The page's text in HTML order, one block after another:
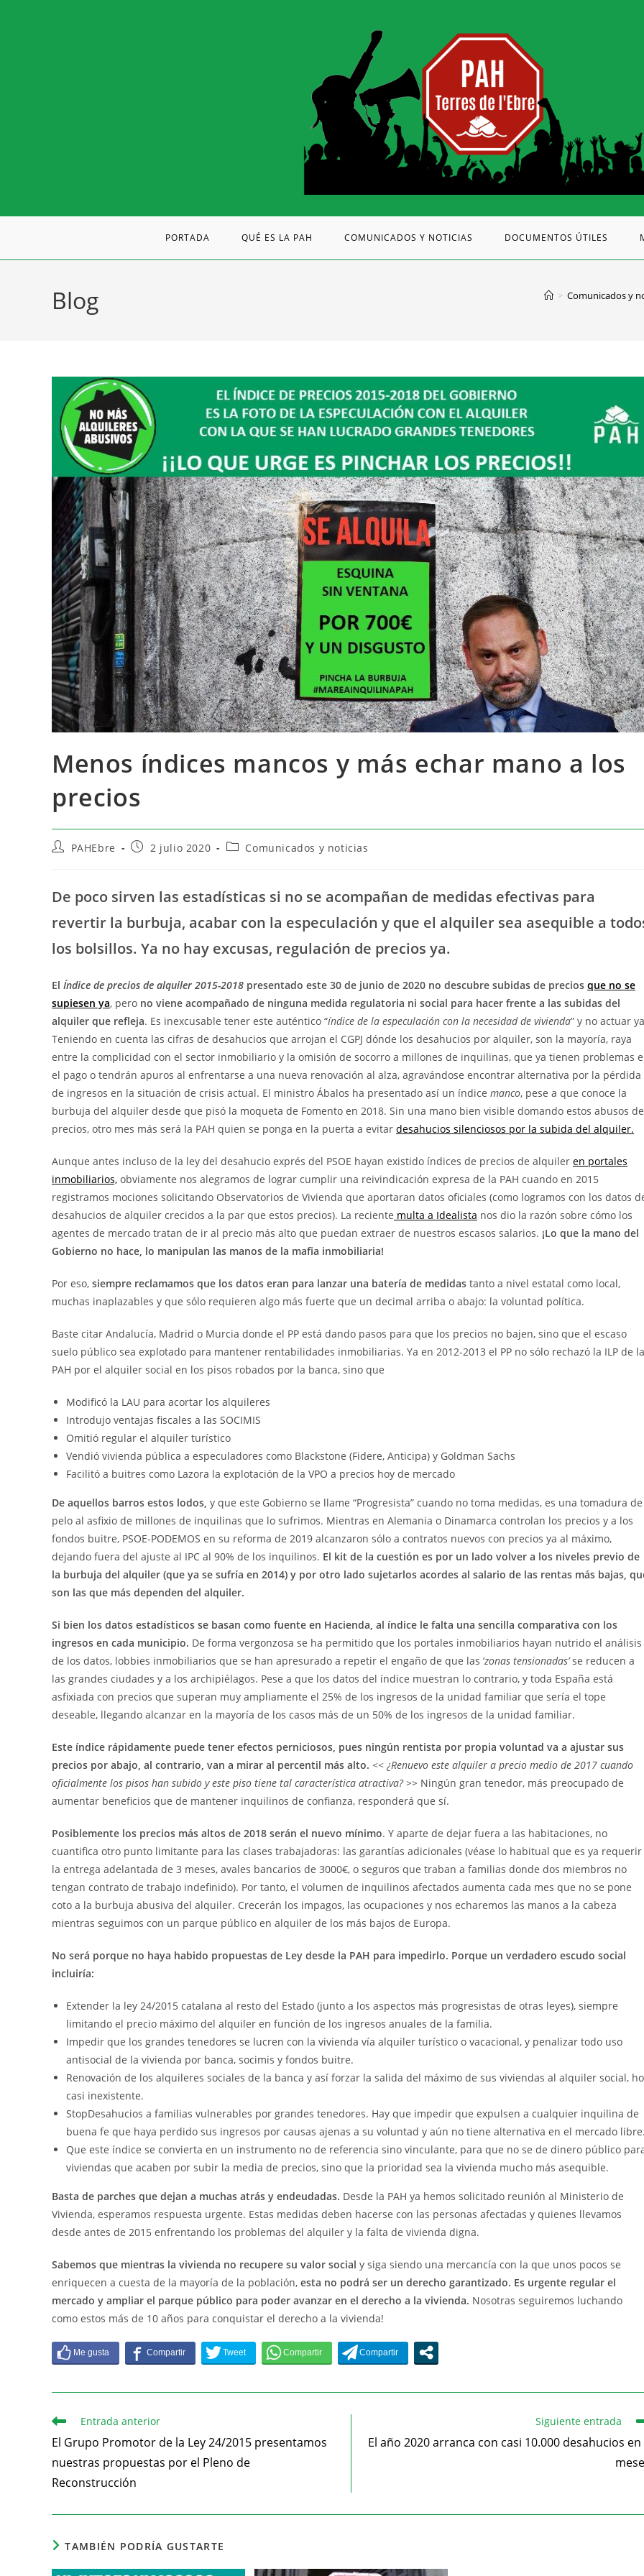
PORTADA QUÉ ES LA PAH COMUNICADOS Y NOTICIAS DOCUMENTOS ÚTILES
Blog > Comunicados y
Menos índices mancos y más echar mano a los
precios
PAHEbre 2 julio 2020 Comunicados y noticias
De poco sirven las estadísticas si no se acompañan de medidas efectivas para
revertir la burbuja, acabar con la especulación y que el alquiler sea asequible a
los bolsillos. Ya no hay excusas, regulación de precios ya.
El Índice de precios de alquiler 2015-2018 presentado este 30 de junio de 2020 no descubre subidas de precios que no se
supiesen ya, pero no viene acompañado de ninguna medida regulatoria ni social para hacer frente a las subidas del
alquiler que refleja. Es inexcusable tener este auténtico “índice de la especulación con la necesidad de vivienda” y no actuar
Teniendo en cuenta las cifras de desahucios que arrojan el CGPJ dónde los desahucios por alquiler, son la mayoría, raya
entre la complicidad con el sector inmobiliario y la omisión de socorro a millones de inquilinas, que ya tienen problemas
el pago o tendrán apuros al enfrentarse a una nueva renovación al alza, agravándose encontrar alternativa por la pérdida
de ingresos en la situación de crisis actual. El ministro Ábalos ha presentado así un índice manco, pese a que conoce la
burbuja del alquiler desde que pisó la moqueta de Fomento en 2018. Sin una mano bien visible domando estos abusos de
precios, otro mes más será la PAH quien se ponga en la puerta a evitar desahucios silenciosos por la subida del alquiler.
Aunque antes incluso de la ley del desahucio exprés del PSOE hayan existido índices de precios de alquiler en portales
inmobiliarios, obviamente nos alegramos de lograr cumplir una reivindicación expresa de la PAH cuando en 2015
registramos mociones solicitando Observatorios de Vivienda que aportaran datos oficiales (como logramos con los datos
desahucios de alquiler crecidos a la par que estos precios). La reciente multa a Idealista nos dio la razón sobre cómo los
agentes de mercado tratan de ir al precio más alto que puedan extraer de nuestros escasos salarios. ¡Lo que la mano del
Gobierno no hace, lo manipulan las manos de la mafia inmobiliaria!
Por eso, siempre reclamamos que los datos eran para lanzar una batería de medidas tanto a nivel estatal como local,
muchas inaplazables y que sólo requieren algo más fuerte que un decimal arriba o abajo: la voluntad política.
Baste citar Andalucía, Madrid o Murcia donde el PP está dando pasos para que los precios no bajen, sino que el escaso
suelo público sea explotado para mantener rentabilidades inmobiliarias. Ya en 2012-2013 el PP no sólo rechazó la ILP de la
PAH por el alquiler social en los pisos robados por la banca, sino que
Modificó la LAU para acortar los alquileres
Introdujo ventajas fiscales a las SOCIMIS
Omitió regular el alquiler turístico
Vendió vivienda pública a especuladores como Blackstone (Fidere, Anticipa) y Goldman Sachs
Facilitó a buitres como Lazora la explotación de la VPO a precios hoy de mercado
De aquellos barros estos lodos, y que este Gobierno se llame “Progresista” cuando no toma medidas, es una tomadura de
pelo al asfixio de millones de inquilinas que lo sufrimos. Mientras en Alemania o Dinamarca controlan los precios y a los
fondos buitre, PSOE-PODEMOS en su reforma de 2019 alcanzaron sólo a contratos nuevos con precios ya al máximo,
dejando fuera del ajuste al IPC al 90% de los inquilinos. El kit de la cuestión es por un lado volver a los niveles previo de
la burbuja del alquiler (que ya se sufría en 2014) y por otro lado sujetarlos acordes al salario de las rentas más bajas,
son las que más dependen del alquiler.
Si bien los datos estadísticos se basan como fuente en Hacienda, al índice le falta una sencilla comparativa con los
ingresos en cada municipio. De forma vergonzosa se ha permitido que los portales inmobiliarios hayan nutrido el análisis
de los datos, lobbies inmobiliarios que se han apresurado a repetir el engaño de que las ‘zonas tensionadas’se reducen a
las grandes ciudades y a los archipiélagos. Pese a que los datos del índice muestran lo contrario, y toda España está
asfixiada con precios que superan muy ampliamente el 25% de los ingresos de la unidad familiar que sería el tope
deseable, llegando alcanzar en la mayoría de los casos más de un 50% de los ingresos de la unidad familiar.
Este índice rápidamente puede tener efectos perniciosos, pues ningún rentista por propia voluntad va a ajustar sus
precios por abajo, al contrario, van a mirar al percentil más alto. << ¿Renuevo este alquiler a precio medio de 2017 cuando
oficialmente los pisos han subido y este piso tiene tal característica atractiva? >> Ningún gran tenedor, más preocupado de
aumentar beneficios que de mantener inquilinos de confianza, responderá que sí.
Posiblemente los precios más altos de 2018 serán el nuevo mínimo. Y aparte de dejar fuera a las habitaciones, no
cuantifica otro punto limitante para las clases trabajadoras: las garantías adicionales (véase lo habitual que es ya requerir
la entrega adelantada de 3 meses, avales bancarios de 3000€, o seguros que traban a familias donde dos miembros no
tengan contrato de trabajo indefinido). Por tanto, el volumen de inquilinos afectados aumenta cada mes que no se pone
coto a la burbuja abusiva del alquiler. Crecerán los impagos, las ocupaciones y nos echaremos las manos a la cabeza
mientras seguimos con un parque público en alquiler de los más bajos de Europa.
No será porque no haya habido propuestas de Ley desde la PAH para impedirlo. Porque un verdadero escudo social
incluiría:
Extender la ley 24/2015 catalana al resto del Estado (junto a los aspectos más progresistas de otras leyes), siempre
limitando el precio máximo del alquiler en función de los ingresos anuales de la familia.
Impedir que los grandes tenedores se lucren con la vivienda vía alquiler turístico o vacacional, y penalizar todo uso
antisocial de la vivienda por banca, socimis y fondos buitre.
Renovación de los alquileres sociales de la banca y así forzar la salida del máximo de sus viviendas al alquiler social,
casi inexistente.
StopDesahucios a familias vulnerables por grandes tenedores. Hay que impedir que expulsen a cualquier inquilina de
buena fe que haya perdido sus ingresos por causas ajenas a su voluntad y aún no tiene alternativa en el mercado
Que este índice se convierta en un instrumento no de referencia sino vinculante, para que no se de dinero público
viviendas que acaben por subir la media de precios, sino que la prioridad sea la vivienda mucho más asequible.
Basta de parches que dejan a muchas atrás y endeudadas. Desde la PAH ya hemos solicitado reunión al Ministerio de
Vivienda, esperamos respuesta urgente. Estas medidas deben hacerse con las personas afectadas y quienes llevamos
desde antes de 2015 enfrentando los problemas del alquiler y la falta de vivienda digna.
Sabemos que mientras la vivienda no recupere su valor social y siga siendo una mercancía con la que unos pocos se
enriquecen a cuesta de la mayoría de la población, esta no podrá ser un derecho garantizado. Es urgente regular el
mercado y ampliar el parque público para poder avanzar en el derecho a la vivienda. Nosotras seguiremos luchando
como estos más de 10 años para conquistar el derecho a la vivienda!
Entrada anterior
El Grupo Promotor de la Ley 24/2015 presentamos
nuestras propuestas por el Pleno de
Reconstrucción
Siguiente entrada
El año 2020 arranca con casi 10.000 desahucios en
TAMBIÉN PODRÍA GUSTARTE